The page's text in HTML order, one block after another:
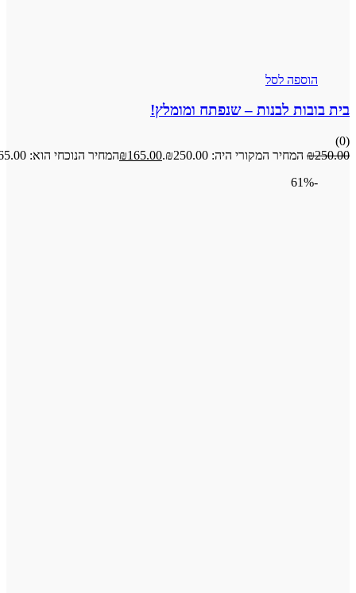
לבנות – שנפתח ומומלץ!
המחיר המקורי היה: ₪250.00. ₪165.00 המחיר הנוכחי הוא: ₪165.00.